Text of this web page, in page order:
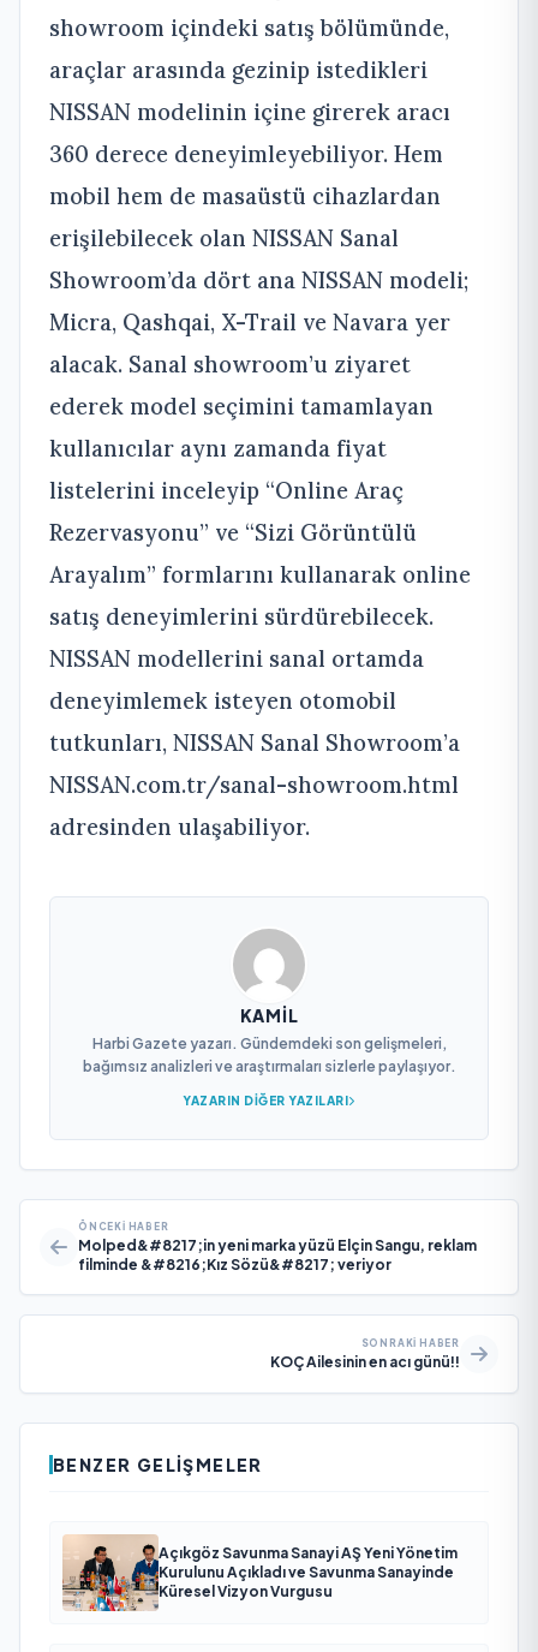
showroom içindeki satış bölümünde,
araçlar arasında gezinip istedikleri
NISSAN modelinin içine girerek aracı
360 derece deneyimleyebiliyor. Hem
mobil hem de masaüstü cihazlardan
erişilebilecek olan NISSAN Sanal
Showroom’da dört ana NISSAN modeli;
Micra, Qashqai, X-Trail ve Navara yer
alacak. Sanal showroom’u ziyaret
ederek model seçimini tamamlayan
kullanıcılar aynı zamanda fiyat
listelerini inceleyip “Online Araç
Rezervasyonu” ve “Sizi Görüntülü
Arayalım” formlarını kullanarak online
satış deneyimlerini sürdürebilecek.
NISSAN modellerini sanal ortamda
deneyimlemek isteyen otomobil
tutkunları, NISSAN Sanal Showroom’a
NISSAN.com.tr/sanal-showroom.html
adresinden ulaşabiliyor.
KAMIL
Harbi Gazete yazarı. Gündemdeki son gelişmeleri,
bağımsız analizleri ve araştırmaları sizlerle paylaşıyor.
YAZARIN DIĞER YAZILARI
ÖNCEKI HABER
Molped&#8217;in yeni marka yüzü Elçin Sangu, reklam
filminde &#8216;Kız Sözü&#8217; veriyor
SONRAKI HABER
KOÇ Ailesinin en acı günü!!
BENZER GELIŞMELER
Açıkgöz Savunma Sanayi AŞ Yeni Yönetim
Kurulunu Açıkladı ve Savunma Sanayinde
Küresel Vizyon Vurgusu